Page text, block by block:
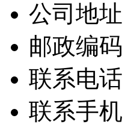
公司
邮政
联系
联系